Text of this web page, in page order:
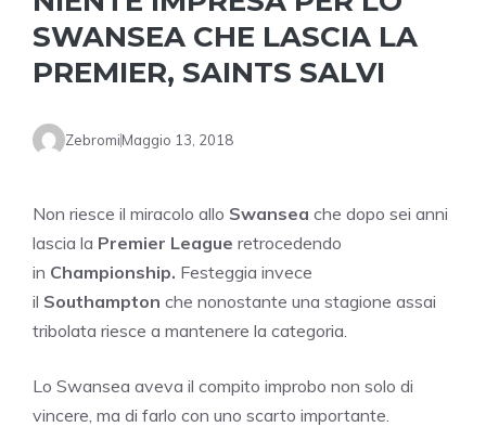
SWANSEA CHE LASCIA LA
PREMIER, SAINTS SALVI
ZebromiMaggio 13, 2018
Non riesce il miracolo allo Swansea che dopo sei anni
lascia la Premier League retrocedendo
in Championship. Festeggia invece
il Southampton che nonostante una stagione assai
tribolata riesce a mantenere la categoria.
Lo Swansea aveva il compito improbo non solo di
vincere, ma di farlo con uno scarto importante.